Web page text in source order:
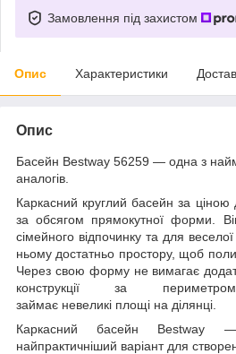
Замовлення під захистом
Опис Характеристики
Опис
Басейн Bestway 56259 — одна з
аналогів.
Каркасний круглий басейн за
за обсягом прямокутної форми.
сімейного відпочинку та для
ньому достатньо простору, щоб
Через свою форму не вимагає
конструкції за
займає невеликі площі на ділянці.
Каркасний басейн Bestway
найпрактичніший варіант для